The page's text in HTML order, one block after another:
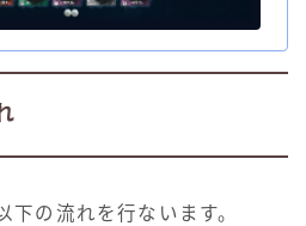
の流れを行ないます。